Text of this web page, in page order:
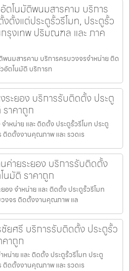
ตโนมัติพนมสารคาม บริการ
ตั้งแต่ประตูรั้วรีโมท, ประตูรั้ว
รุงเทพ ปริมณฑล และ ภาค
นมสารคาม บริการครบวงจรจำหน่าย ติด
อัตโนมัติ บริการท
ระยอง บริการรับติดตั้ง ประตู
าคาถูก
ำหน่าย และ ติดตั้ง ประตูรั้วรีโมท ประตู
ดตั้งงานคุณภาพ และ รวดเร
ค่ายระยอง บริการรับติดตั้ง
นมัติ ราคาถูก
ง จำหน่าย และ ติดตั้ง ประตูรั้วรีโมท
งจร ติดตั้งงานคุณภาพ แล
ยศรี บริการรับติดตั้ง ประตูรั้ว
าถูก
น่าย และ ติดตั้ง ประตูรั้วรีโมท ประตู
ดตั้งงานคุณภาพ และ รวดเร